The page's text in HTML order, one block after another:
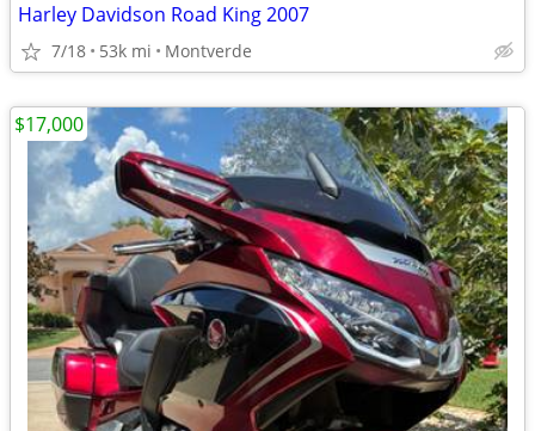
Harley Davidson Road King 2007
7/18 53k mi Montverde
$17,000